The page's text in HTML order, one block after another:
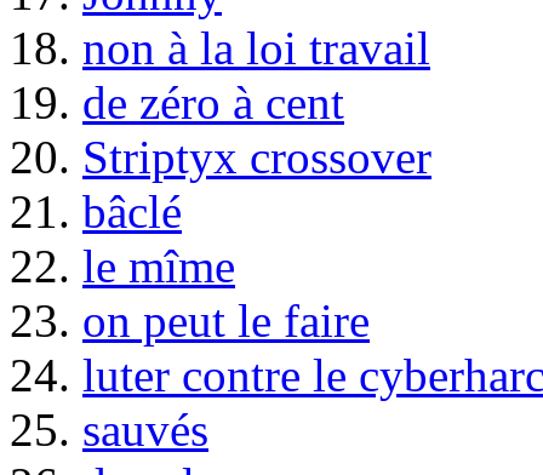
18. non à la loi travail
19. de zéro à cent
20. Striptyx crossover
21. bâclé
22. le mîme
23. on peut le faire
24. luter contre le
25. sauvés